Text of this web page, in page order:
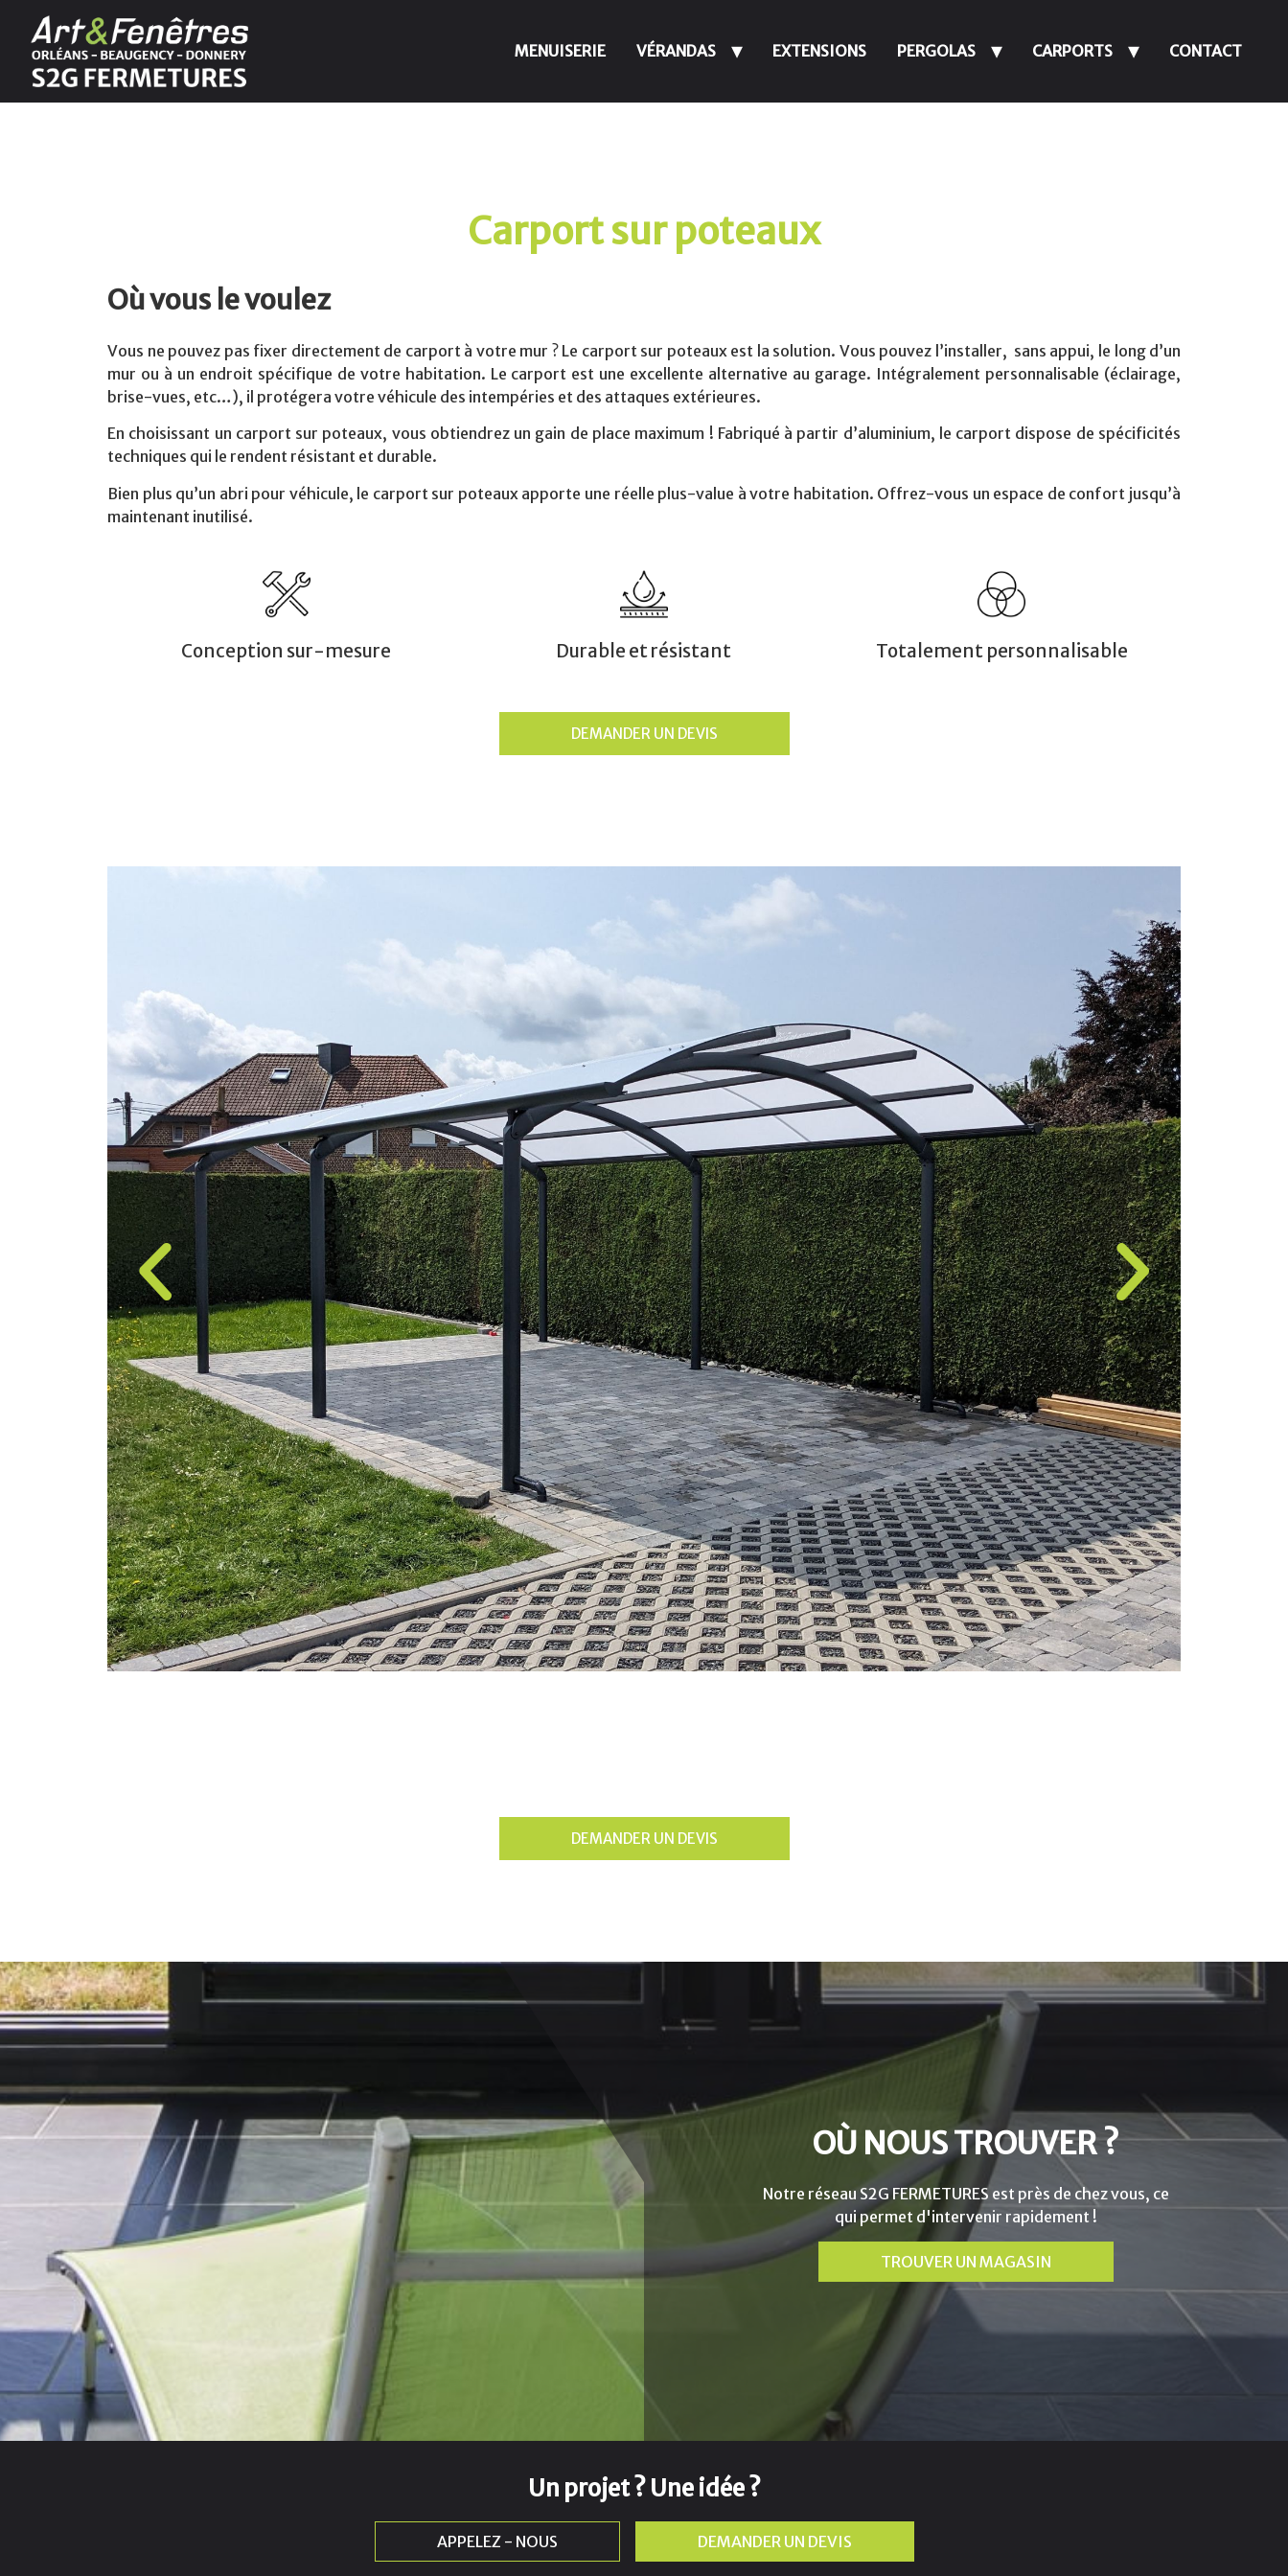
MENUISERIE VÉRANDAS EXTENSIONS PERGOLAS CARPORTS CONTACT
Carport sur poteaux
Où vous le voulez
Vous ne pouvez pas fixer directement de carport à votre mur ? Le carport sur poteauxest la solution. Vous pouvez l’installer, sans appui, le long d’un
mur ou à un endroit spécifique de votre habitation. Le carport est une excellente alternative au garage. Intégralement personnalisable (éclairage,
brise-vues, etc…), il protégera votre véhicule des intempéries et des attaques extérieures.
En choisissant un carport sur poteaux, vous obtiendrez un gain de place maximum ! Fabriqué à partir d’aluminium, le carport dispose de spécificités
techniques qui le rendent résistant et durable.
Bien plus qu’un abri pour véhicule, le carport sur poteauxapporte une réelle plus-value à votre habitation. Offrez-vous un espace de confort jusqu’à
maintenant inutilisé.
Conception sur-mesure Durable et résistant Totalement personnalisable
DEMANDER UN DEVIS
DEMANDER UN DEVIS
OÙ NOUS TROUVER ?
Notre réseau S2G FERMETURES est près de chez vous, ce
qui permet d'intervenir rapidement !
TROUVER UN MAGASIN
Un projet ? Une idée ?
APPELEZ - NOUS DEMANDER UN DEVIS